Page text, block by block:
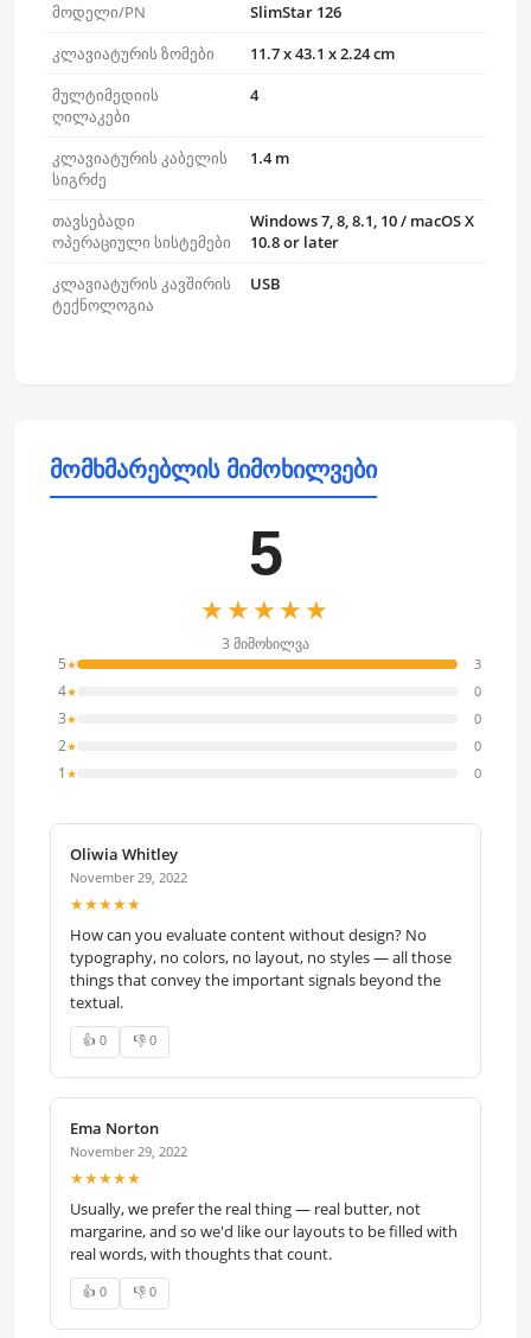
მოდელი/PN
SlimStar 126
კლავიატურის ზომები
11.7 x 43.1 x 2.24 cm
მულტიმედიის
ღილაკები
4
კლავიატურის კაბელის
სიგრძე
1.4 m
თავსებადი
ოპერაციული სისტემები
Windows 7, 8, 8.1, 10 / macOS X
10.8 or later
კლავიატურის კავშირის
ტექნოლოგია
USB
მომხმარებლის მიმოხილვები
5
★★★★★
3 მიმოხილვა
5★ 3
4★ 0
3★ 0
2★ 0
1 ★ 0
Oliwia Whitley
November 29, 2022
★★★★★
How can you evaluate content without design? No
typography, no colors, no layout, no styles — all those
things that convey the important signals beyond the
textual.
👍 0 👎 0
Ema Norton
November 29, 2022
★★★★★
Usually, we prefer the real thing — real butter, not
margarine, and so we'd like our layouts to be filled with
real words, with thoughts that count.
👍 0 👎 0